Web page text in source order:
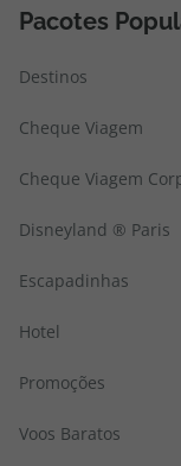
Pacotes
Destinos
Cheque Viagem
Cheque Viagem
Disneyland ® Paris
Escapadinhas
Hotel
Promoções
Voos Baratos